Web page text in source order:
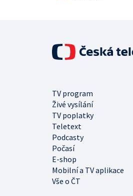
TV program
Živé vysílání
TV poplatky
Teletext
Podcasty
Počasí
E-shop
Mobilní a TV aplikace
Vše o ČT